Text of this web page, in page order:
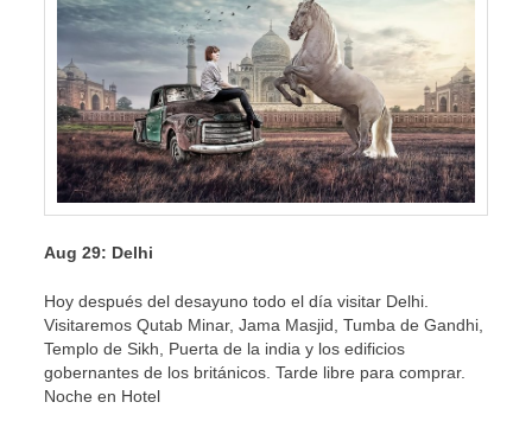
Aug 29: Delhi
Hoy después del desayuno todo el día visitar Delhi.
Visitaremos Qutab Minar, Jama Masjid, Tumba de Gandhi,
Templo de Sikh, Puerta de la india y los edificios
gobernantes de los británicos. Tarde libre para comprar.
Noche en Hotel